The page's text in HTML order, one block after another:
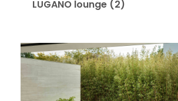
LUGANO lounge (2)